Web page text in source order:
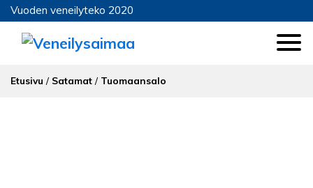
Vuoden veneilyteko 2020
Etusivu / Satamat / Tuomaansalo